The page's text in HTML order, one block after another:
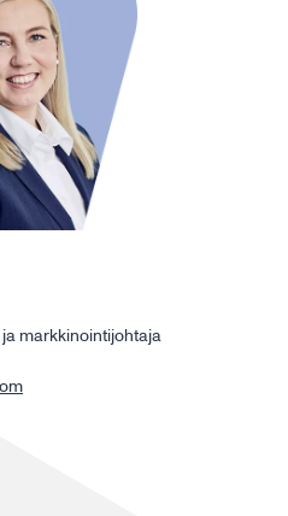
markkinointijohtaja